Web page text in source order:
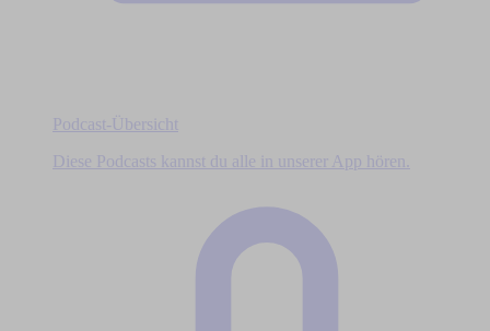
Podcast-Übersicht
Diese Podcasts kannst du alle in unserer App hören.